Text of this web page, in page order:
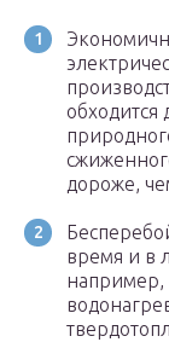
обходится
дороже,
время и в
например,